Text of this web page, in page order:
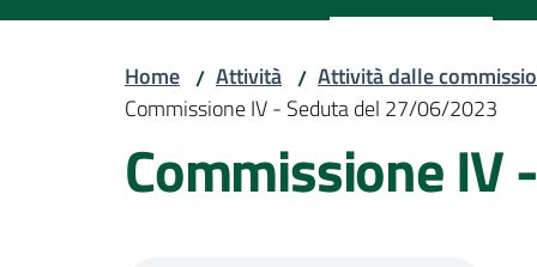
Home / Attività / Attività dalle
Commissione IV - Seduta del 27/06/2023
Commissione